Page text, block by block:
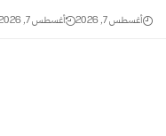
أغسطس 7, 2026 أغسطس 7, 2026